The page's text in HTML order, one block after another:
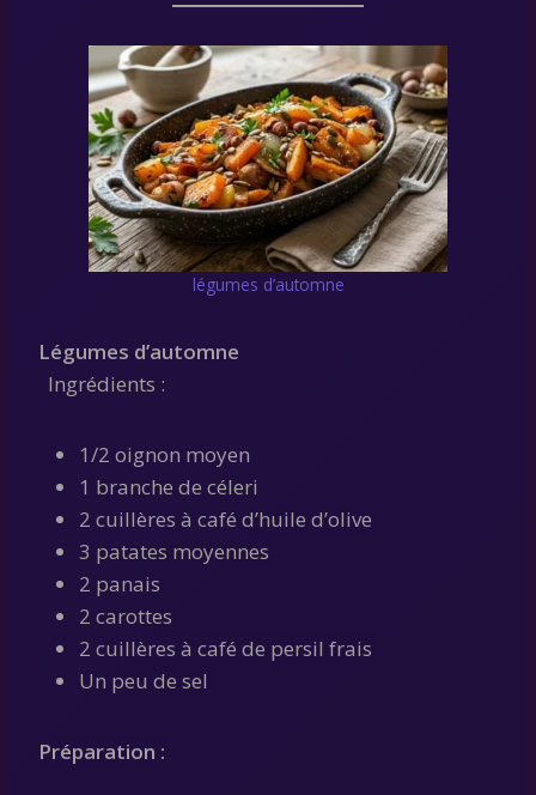
légumes d’automne
Légumes d’automne
Ingrédients :
1/2 oignon moyen
1 branche de céleri
2 cuillères à café d’huile d’olive
3 patates moyennes
2 panais
2 carottes
2 cuillères à café de persil frais
Un peu de sel
Préparation :